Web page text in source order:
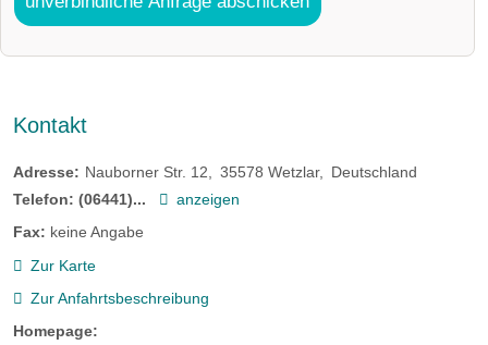
Kontakt
Adresse: Nauborner Str. 12 35578 Wetzlar
Deutschland
Telefon: (06441)...
anzeigen
Fax: keine Angabe
Zur Karte
Zur Anfahrtsbeschreibung
Homepage: